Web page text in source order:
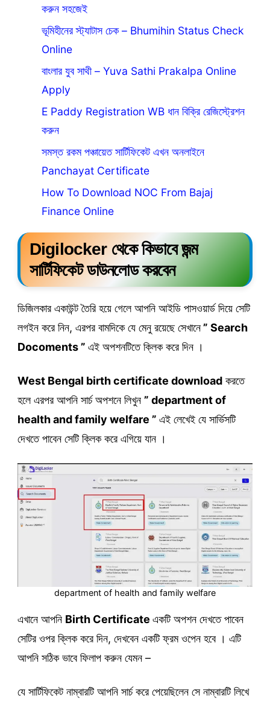
করুন সহজেই
ভূমিহীনের স্ট্যাটাস চেক – Bhumihin Status Check
Online
বাংলার যুব সাথী – Yuva Sathi Prakalpa Online
Apply
E Paddy Registration WB ধান বিক্রি রেজিস্ট্রেশন
করুন
সমস্ত রকম পঞ্চায়েত সার্টিফিকেট এখন অনলাইনে
Panchayat Certificate
How To Download NOC From Bajaj
Finance Online
Digilocker থেকে কিভাবে জন্ম
সার্টিফিকেট ডাউনলোড করবেন
ডিজিলকার একাউন্ট তৈরি হয়ে গেলে আপনি আইডি পাসওয়ার্ড দিয়ে সেটি
লগইন করে নিন, এরপর বামদিকে যে মেনু রয়েছে সেখানে” Search
Docoments ” এই অপশনটিতে ক্লিক করে দিন ।
West Bengal birth certificate download করতে
হলে এরপর আপনি সার্চ অপশনে লিখুন ” department of
health and family welfare ” এই লেখেই যে সার্ভিসটি
দেখতে পাবেন সেটি ক্লিক করে এগিয়ে যান ।
department of health and family welfare
এখানে আপনি Birth Certificate একটি অপশন দেখতে পাবেন
সেটির ওপর ক্লিক করে দিন, দেখবেন একটি ফ্রম ওপেন হবে । এটি
আপনি সঠিক ভাবে ফিলাপ করুন যেমন –
যে সার্টিফিকেট নাম্বারটি আপনি সার্চ করে পেয়েছিলেন সে নাম্বারটি লিখে